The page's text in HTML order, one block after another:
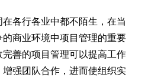
各行各业中都不陌生，在当
商业环境中项目管理的重要
善的项目管理可以提高工作
强团队合作，进而使组织实